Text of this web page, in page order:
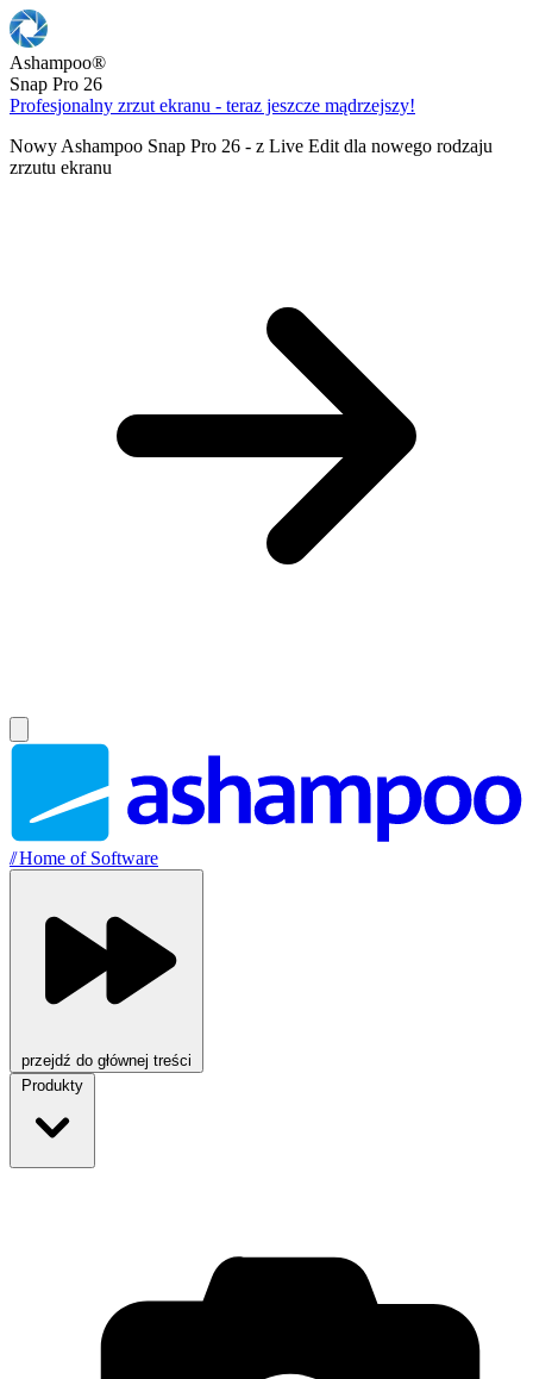
Ashampoo®
Snap Pro 26
Profesjonalny zrzut ekranu - teraz jeszcze mądrzejszy!
Nowy Ashampoo Snap Pro 26 - z Live Edit dla nowego rodzaju
zrzutu ekranu
//Home of Software
przejdź do głównej treści
Produkty